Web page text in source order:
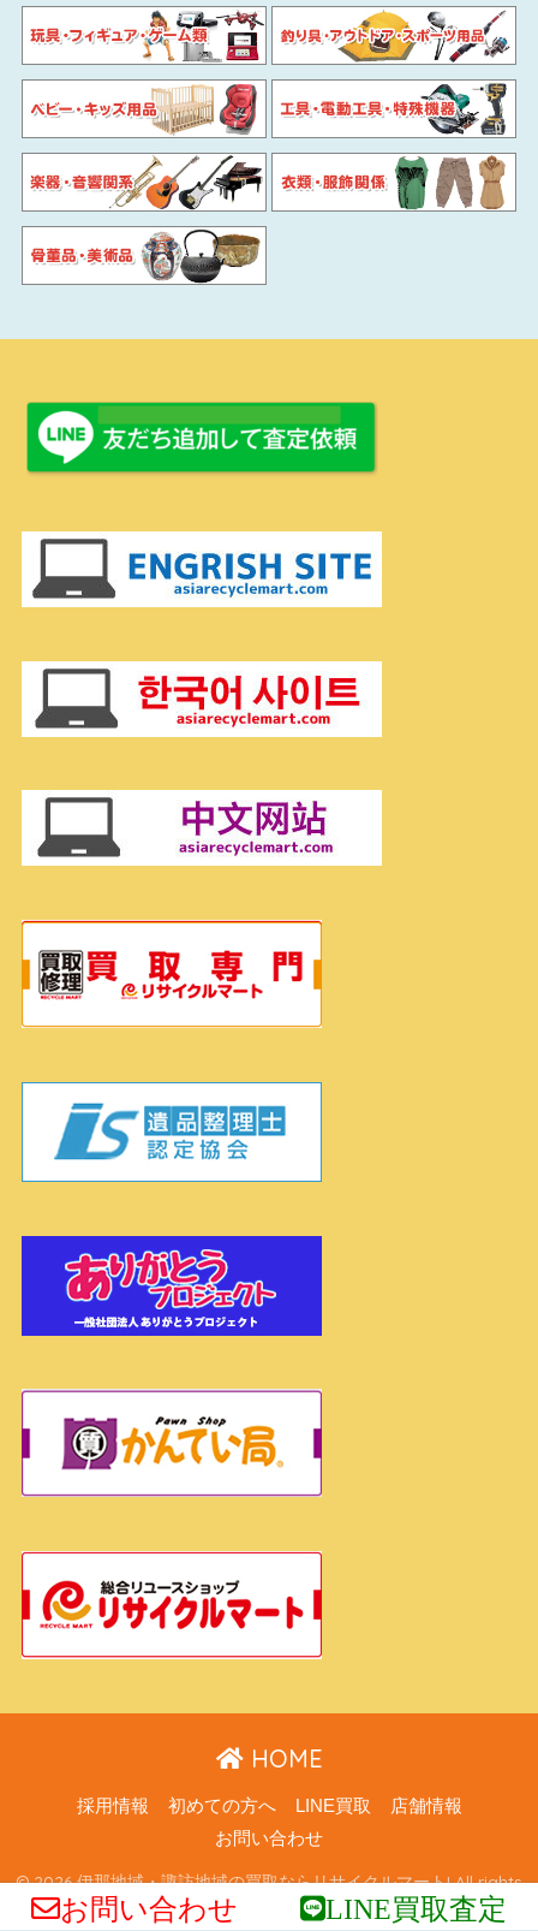
HOME
採用情報 初めての方へ LINE買取
店舗情報
お問い合わせ
© 2026 伊那地域・諏訪地域の買取ならリサイクルマート! All rights
reserved.
お問い合わせ LINE買取査定